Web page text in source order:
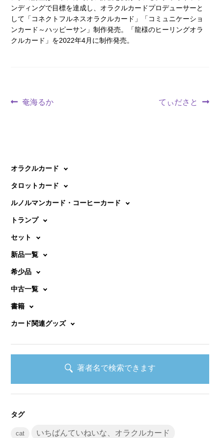
ンディングで目標を達成し、オラクルカードプロデューサーと
して「コネクトフルネスオラクルカード」「コミュニケーショ
ンカード～ハッピーサン」制作発売。「龍様のヒーリングオラ
クルカード」を2022年4月に制作発売。
投
ビ
ゲ
ー
シ
ョ
ン
前
奄海るか
次
てぃださと
オラクルカード
タロットカード
ルノルマンカード・コーヒーカード
トランプ
セット
新品一覧
希少品
中古一覧
書籍
カード関連グッズ
著者名で検索できます
タグ
cat いちばんていねいな、オラクルカード